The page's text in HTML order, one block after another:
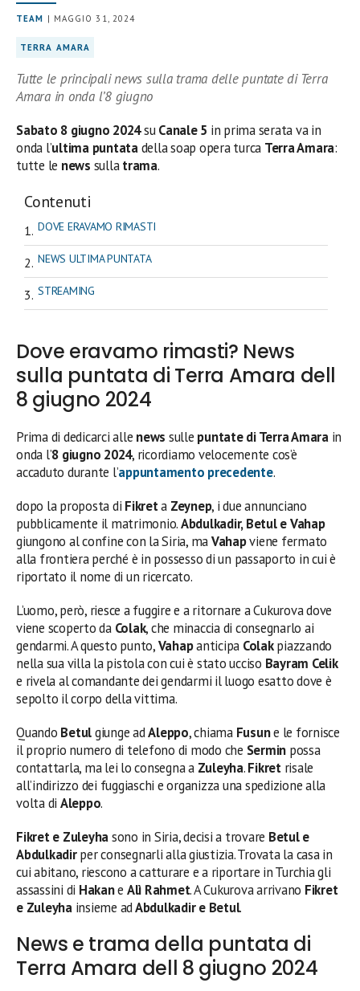
TEAM | MAGGIO 31, 2024
TERRA AMARA
Tutte le principali news sulla trama delle puntate di Terra
Amara in onda l’8 giugno
Sabato 8 giugno 2024suCanale 5 in prima seratava in
onda l’ultima puntatadella soap opera turca Terra Amara:
tutte le news sullatrama.
Contenuti
DOVE ERAVAMO RIMASTI
NEWS ULTIMA PUNTATA
STREAMING
Dove eravamo rimasti? News
sulla puntata di Terra Amara dell
8 giugno 2024
Prima di dedicarci alle news sulle puntate di Terra Amarain
onda l’8 giugno 2024, ricordiamo velocemente cos’è
accaduto durante l’appuntamento precedente.
dopo la proposta di Fikreta Zeynep, i due annunciano
pubblicamente il matrimonio.Abdulkadir, Betul e Vahap
giungono al confine con la Siria, maVahapviene fermato
alla frontiera perché è in possesso di un passaporto in cui è
riportato il nome di un ricercato.
L’uomo, però, riesce a fuggire e a ritornare a Cukurova dove
viene scoperto da Colak, che minaccia di consegnarlo ai
gendarmi. A questo punto,Vahapanticipa Colakpiazzando
nella sua villa la pistola con cui è stato ucciso Bayram Celik
e rivela al comandante dei gendarmi il luogo esatto dove è
sepolto il corpo della vittima.
Quando Betulgiunge adAleppo, chiama Fusune le fornisce
il proprio numero di telefono di modo che Sermin possa
contattarla, ma lei lo consegna a Zuleyha.Fikretrisale
all’indirizzo dei fuggiaschi e organizza una spedizione alla
volta di Aleppo.
Fikret e Zuleyhasono in Siria, decisi a trovare Betul e
Abdulkadirper consegnarli alla giustizia. Trovata la casa in
cui abitano, riescono a catturare e a riportare in Turchia gli
assassini di Hakane Alì Rahmet. A Cukurova arrivano Fikret
e Zuleyhainsieme adAbdulkadir e Betul.
News e trama della puntata di
Terra Amara dell 8 giugno 2024